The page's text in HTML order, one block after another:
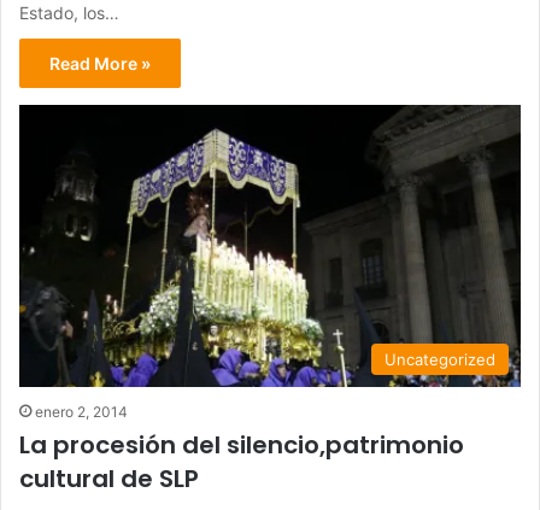
Estado, los…
Read More »
Uncategorized
enero 2, 2014
La procesión del silencio,patrimonio
cultural de SLP